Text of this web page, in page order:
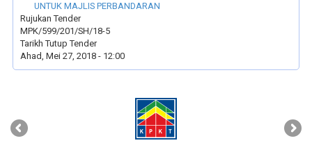
UNTUK MAJLIS PERBANDARAN
Rujukan Tender
MPK/599/201/SH/18-5
Tarikh Tutup Tender
Ahad, Mei 27, 2018 - 12:00
‹ ›